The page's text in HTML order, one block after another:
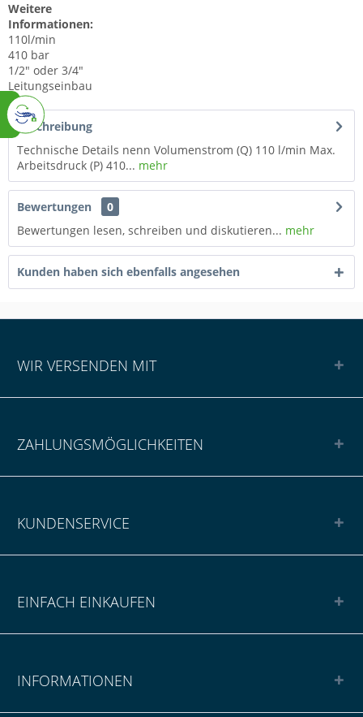
Weitere
Informationen:
110l/min
410 bar
1/2" oder 3/4"
Leitungseinbau
Beschreibung
Technische Details nenn Volumenstrom (Q) 110 l/min Max.
Arbeitsdruck (P) 410... mehr
Bewertungen
0
Bewertungen lesen, schreiben und diskutieren... mehr
Kunden haben sich ebenfalls angesehen
WIR VERSENDEN MIT
ZAHLUNGSMÖGLICHKEITEN
KUNDENSERVICE
EINFACH EINKAUFEN
INFORMATIONEN